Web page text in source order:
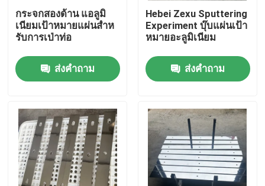
บ้าน
สินค้า
กระจกสองด้าน แอลูมิ
เนียมเป้าหมายแผ่นสําห
รับการเป่าท่อ
ส่งคำถาม
Hebei Zexu Sputtering
Experiment บุ๊บแผ่นเป้า
หมายอะลูมิเนียม
ส่งคำถาม